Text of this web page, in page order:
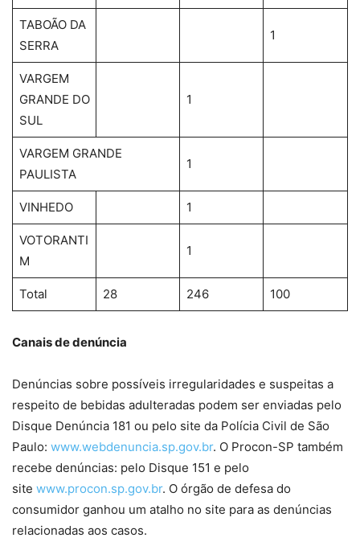
TABOÃO DA
SERRA
1
VARGEM
GRANDE DO
SUL
1
VARGEM GRANDE
PAULISTA
1
VINHEDO 1
VOTORANTI
M
1
Total 28 246 100
Canais de denúncia
Denúncias sobre possíveis irregularidades e suspeitas a
respeito de bebidas adulteradas podem ser enviadas pelo
Disque Denúncia 181 ou pelo site da Polícia Civil de São
Paulo: www.webdenuncia.sp.gov.br. O Procon-SP também
recebe denúncias: pelo Disque 151 e pelo
site www.procon.sp.gov.br. O órgão de defesa do
consumidor ganhou um atalho no site para as denúncias
relacionadas aos casos.